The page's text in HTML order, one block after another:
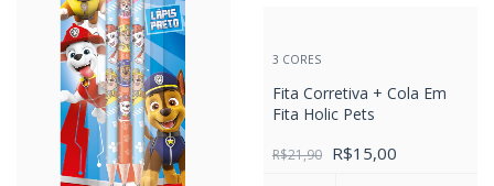
3 CORES
Fita Corretiva + Cola Em
Fita Holic Pets
R$21,90 R$15,00